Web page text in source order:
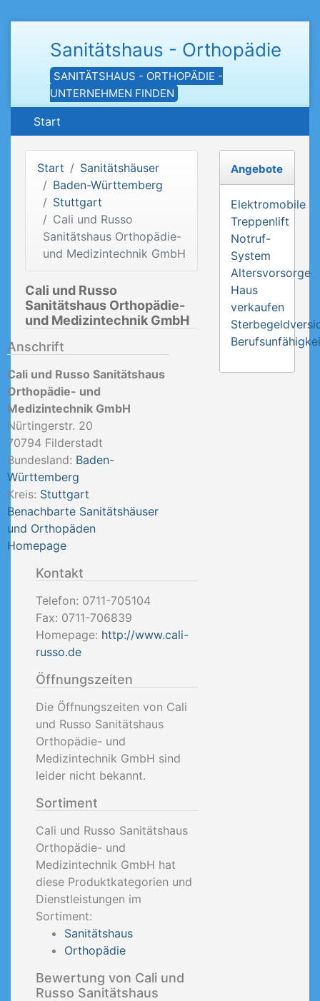
Sanitätshaus - Orthopädie
SANITÄTSHAUS - ORTHOPÄDIE -
UNTERNEHMEN FINDEN
Start
Start
Sanitätshäuser
Baden-Württemberg
Stuttgart
Cali und Russo
Sanitätshaus Orthopädie-
und Medizintechnik GmbH
Cali und Russo
Sanitätshaus Orthopädie-
und Medizintechnik GmbH
Anschrift
Cali und Russo Sanitätshaus
Orthopädie- und
Medizintechnik GmbH
Nürtingerstr. 20
70794 Filderstadt
Bundesland: Baden-
Württemberg
Kreis: Stuttgart
Benachbarte Sanitätshäuser
und Orthopäden
Homepage
Kontakt
Telefon: 0711-705104
Fax: 0711-706839
Homepage: http://www.cali-
russo.de
Öffnungszeiten
Die Öffnungszeiten von Cali
und Russo Sanitätshaus
Orthopädie- und
Medizintechnik GmbH sind
leider nicht bekannt.
Sortiment
Cali und Russo Sanitätshaus
Orthopädie- und
Medizintechnik GmbH hat
diese Produktkategorien und
Dienstleistungen im
Sortiment:
Sanitätshaus
Orthopädie
Bewertung von Cali und
Russo Sanitätshaus
Angebote
Elektromobile
Treppenlift
Notruf-
System
Altersvorsorge
Haus
verkaufen